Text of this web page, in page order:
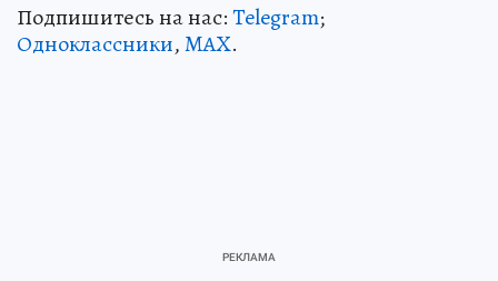
Подпишитесь на нас:Telegram;
Одноклассники,MAX.